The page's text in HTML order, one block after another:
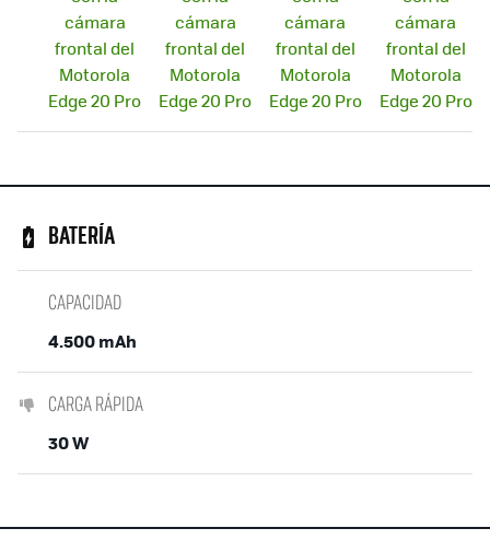
BATERÍA
CAPACIDAD
4.500 mAh
CARGA RÁPIDA
30 W